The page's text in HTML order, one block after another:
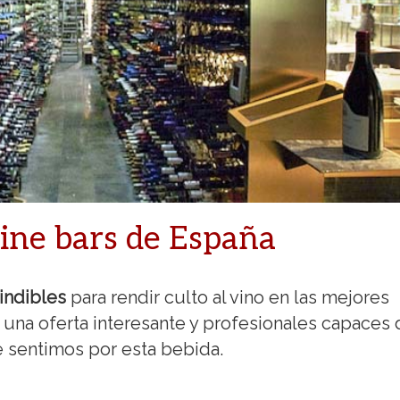
bars de España
para rendir culto al vino en las mejores
oferta interesante y profesionales capaces
sentimos por esta bebida.